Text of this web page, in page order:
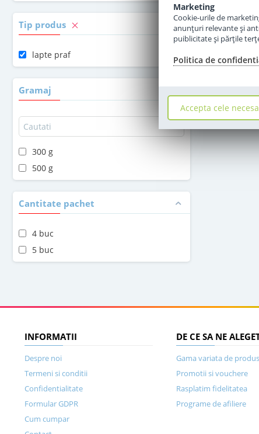
Tip produs
lapte praf
Gramaj
300 g
500 g
Cantitate pachet
4 buc
5 buc
INFORMATII
Despre noi
Termeni si conditii
Confidentialitate
Formular GDPR
Cum cumpar
DE CE SA NE
Gama variata de
Promotii si vouchere
Rasplatim fidelitatea
Programe de afiliere
Marketing
Cookie-urile de
anunţuri relevante şi
puiblicitate şi părţile
Politica de
Accepta cele